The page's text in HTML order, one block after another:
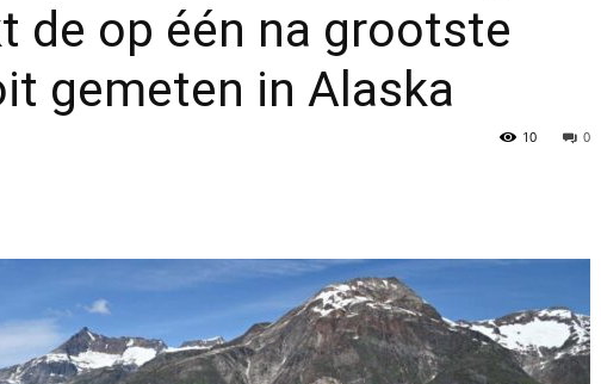
de op één na grootste
gemeten in Alaska
0
10